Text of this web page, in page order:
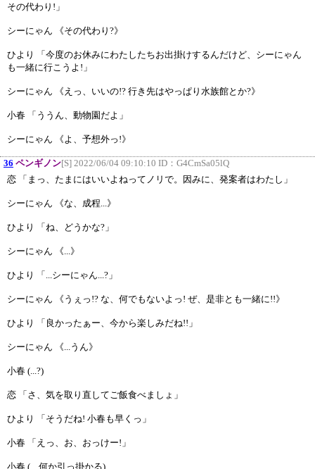
その代わり!」
シーにゃん 《その代わり?》
ひより 「今度のお休みにわたしたちお出掛けするんだけど、シーにゃん
も一緒に行こうよ!」
シーにゃん 《えっ、いいの!? 行き先はやっぱり水族館とか?》
小春 「ううん、動物園だよ」
シーにゃん 《よ、予想外っ!》
36 ペンギノン[S] 2022/06/04 09:10:10 ID： G4CmSa05lQ
恋 「まっ、たまにはいいよねってノリで。因みに、発案者はわたし」
シーにゃん 《な、成程...》
ひより 「ね、どうかな?」
シーにゃん 《...》
ひより 「...シーにゃん...?」
シーにゃん 《うぇっ!? な、何でもないよっ! ぜ、是非とも一緒に!!》
ひより 「良かったぁー、今から楽しみだね!!」
シーにゃん 《...うん》
小春 (...?)
恋 「さ、気を取り直してご飯食べましょ」
ひより 「そうだね! 小春も早くっ」
小春 「えっ、お、おっけー!」
小春 (... 何か引っ掛かる)